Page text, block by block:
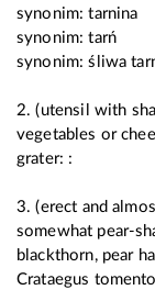
synonim:tarnina
synonim:tarń
synonim:śliwa
2. (utensil with
vegetables or
grater: :
3. (erect and
somewhat pear-
blackthorn, pear
Crataegus